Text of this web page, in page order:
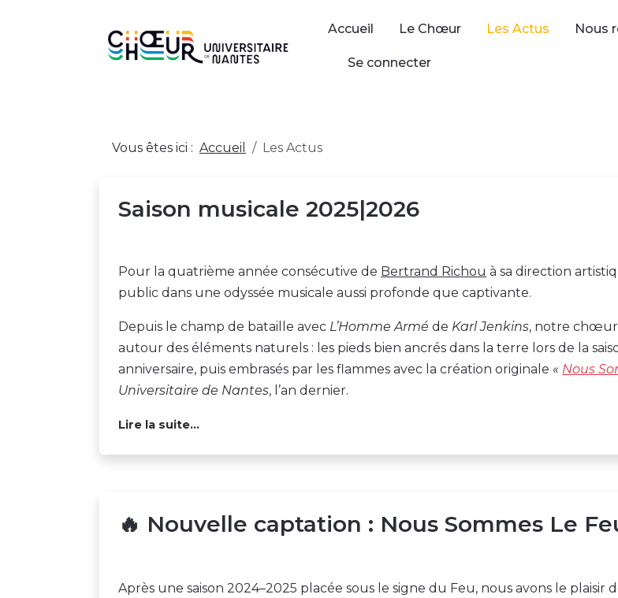
Accueil Le Chœur Les Actus Nous
Se connecter
Vous êtes ici : Accueil Les Actus
Saison musicale 2025|2026
Pour la quatrième année consécutive de Bertrand Richou à sa direction
public dans une odyssée musicale aussi profonde que captivante.
Depuis le champ de bataille avec L’Homme Armé de Karl Jenkins, notre chœur
autour des éléments naturels : les pieds bien ancrés dans la terre lors de la
anniversaire, puis embrasés par les flammes avec la création originale « Nous
Universitaire de Nantes, l’an dernier.
Lire la suite...
🔥 Nouvelle captation : Nous Sommes Le
Après une saison 2024–2025 placée sous le signe du Feu, nous avons le plaisir